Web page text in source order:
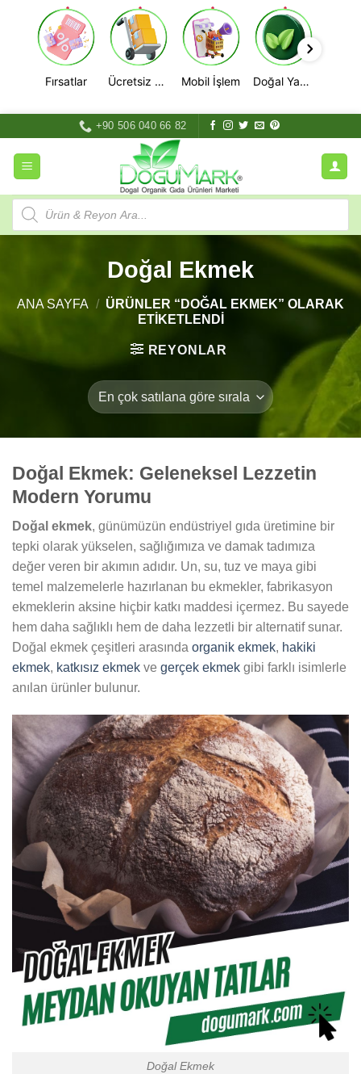
Fırsatlar Ücretsiz Kargo Mobil İşlem Doğal Yaşam
+90 506 040 66 82
Products
search
Doğal Ekmek
ANA SAYFA / ÜRÜNLER “DOĞAL EKMEK” OLARAK
ETIKETLENDI
REYONLAR
Doğal Ekmek: Geleneksel Lezzetin
Modern Yorumu
Doğal ekmek, günümüzün endüstriyel gıda üretimine bir
tepki olarak yükselen, sağlığımıza ve damak tadımıza
değer veren bir akımın adıdır. Un, su, tuz ve maya gibi
temel malzemelerle hazırlanan bu ekmekler, fabrikasyon
ekmeklerin aksine hiçbir katkı maddesi içermez. Bu sayede
hem daha sağlıklı hem de daha lezzetli bir alternatif sunar.
Doğal ekmek çeşitleri arasında organik ekmek, hakiki
ekmek, katkısız ekmek ve gerçek ekmek gibi farklı isimlerle
anılan ürünler bulunur.
Doğal Ekmek